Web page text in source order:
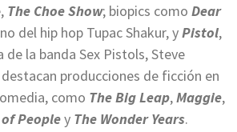
The Choe Show; biopics como Dear
del hip hop Tupac Shakur, yPistol,
la banda Sex Pistols, Steve
producciones de ficción en
como The Big Leap,Maggie,
Peopley The Wonder Years.